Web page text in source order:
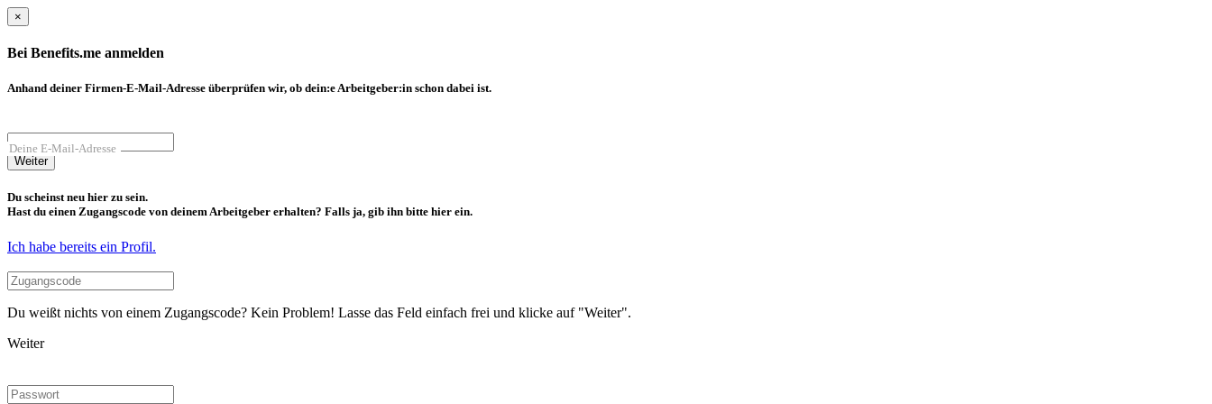
×
Bei Benefits.me anmelden
Anhand deiner Firmen-E-Mail-Adresse überprüfen wir, ob dein:e Arbeitgeber:in schon dabei ist.
Deine E-Mail-Adresse
Weiter
Du scheinst neu hier zu sein.
Hast du einen Zugangscode von deinem Arbeitgeber erhalten? Falls ja, gib ihn bitte hier ein.
Ich habe bereits ein Profil.
Du weißt nichts von einem Zugangscode? Kein Problem! Lasse das Feld einfach frei und klicke auf "Weiter".
Weiter